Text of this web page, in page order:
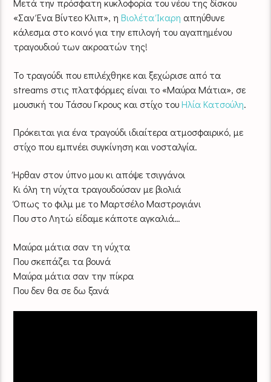
Μετά την πρόσφατη κυκλοφορία του νέου της δίσκου
«Σαν Ένα Βίντεο Κλιπ», ηΒιολέτα Ίκαρη απηύθυνε
κάλεσμα στο κοινό για την επιλογή του αγαπημένου
τραγουδιού των ακροατών της!
Το τραγούδι που επιλέχθηκε και ξεχώρισε από τα
streams στις πλατφόρμες είναι το «Μαύρα Μάτια», σε
μουσική του Τάσου Γκρους και στίχο τουΗλία Κατσούλη.
Πρόκειται για ένα τραγούδι ιδιαίτερα ατμοσφαιρικό, με
στίχο που εμπνέει συγκίνηση και νοσταλγία.
Ήρθαν στον ύπνο μου κι απόψε τσιγγάνοι
Κι όλη τη νύχτα τραγουδούσαν με βιολιά
Όπως το φιλμ με το Μαρτσέλο Μαστρογιάνι
Που στο Λητώ είδαμε κάποτε αγκαλιά…
Μαύρα μάτια σαν τη νύχτα
Που σκεπάζει τα βουνά
Μαύρα μάτια σαν την πίκρα
Που δεν θα σε δω ξανά